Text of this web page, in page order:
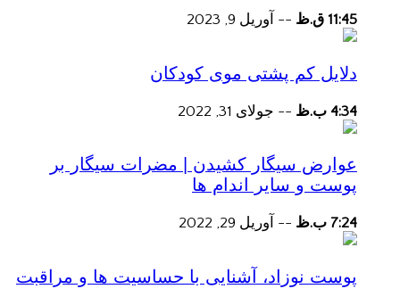
11:45 ق.ظ -- آوریل 9, 2023
دلایل کم پشتی موی کودکان
4:34 ب.ظ -- جولای 31, 2022
عوارض سیگار کشیدن | مضرات سیگار بر
پوست و سایر اندام ها
7:24 ب.ظ -- آوریل 29, 2022
پوست نوزاد، آشنایی با حساسیت ها و مراقبت